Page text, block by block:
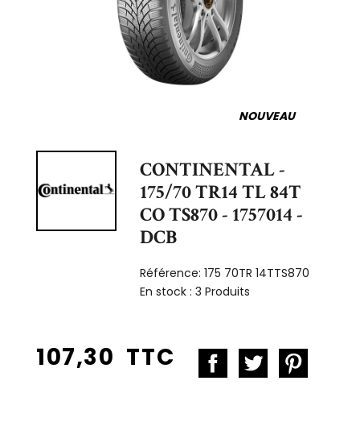
NOUVEAU
CONTINENTAL -
175/70 TR14 TL 84T
CO TS870 - 1757014 -
DCB
Référence:175 70TR 14TTS870
En stock :3 Produits
107,30 TTC